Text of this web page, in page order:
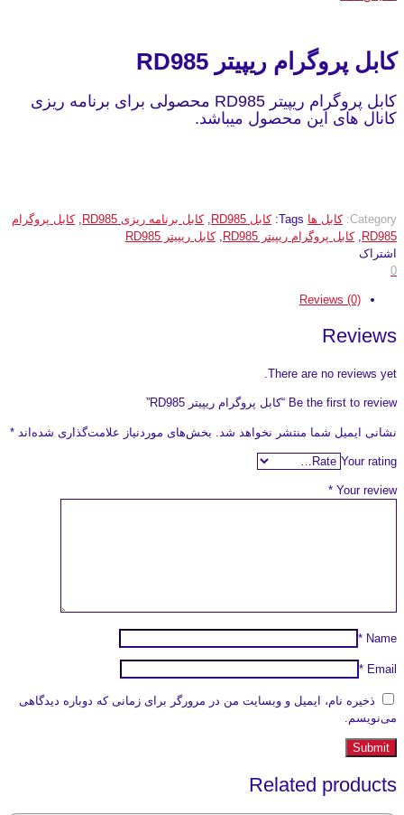
کابل پروگرام ریپیتر RD985
کابل پروگرام ریپیتر RD985 محصولی برای برنامه ریزی
کانال های این محصول میباشد.
Category: کابل ها Tags: کابل RD985 ,کابل برنامه ریزی RD985 ,کابل پروگرام
RD985
,کابل پروگرام ریپیتر RD985 ,کابل ریپیتر RD985
اشتراک
0
Reviews (0)
Reviews
There are no reviews yet.
Be the first to review “کابل پروگرام ریپیتر RD985”
نشانی ایمیل شما منتشر نخواهد شد. بخش‌های موردنیاز علامت‌گذاری شده‌اند *
Your rating
Your review
*
Name
*
Email
*
ذخیره نام، ایمیل و وبسایت من در مرورگر برای زمانی که دوباره دیدگاهی
می‌نویسم.
Related products